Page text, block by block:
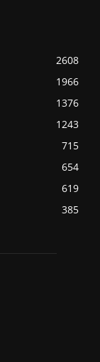
2608
1966
1376
1243
715
654
619
385